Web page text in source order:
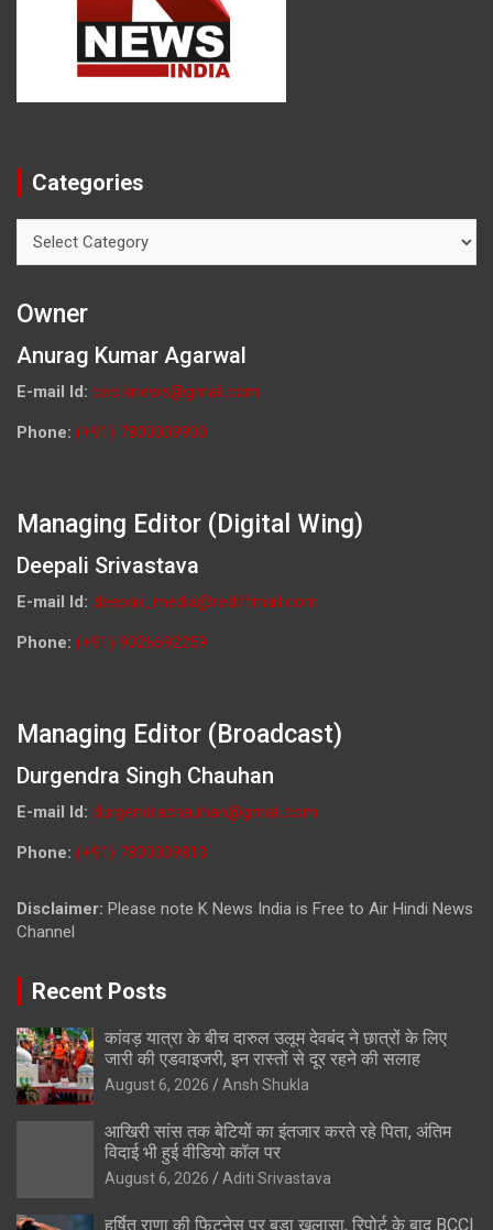
Categories
Owner
Anurag Kumar Agarwal
E-mail Id: ceo.knews@gmail.com
Phone: (+91) 7800009900
Managing Editor (Digital Wing)
Deepali Srivastava
E-mail Id: deepali_media@rediffmail.com
Phone: (+91) 9026692259
Managing Editor (Broadcast)
Durgendra Singh Chauhan
E-mail Id: durgendrachauhan@gmail.com
Phone: (+91) 7800009813
Disclaimer: Please note K News India is Free to Air Hindi News
Channel
Recent Posts
कांवड़ यात्रा के बीच दारुल उलूम देवबंद ने छात्रों के लिए
जारी की एडवाइजरी, इन रास्तों से दूर रहने की सलाह
August 6, 2026 Ansh Shukla
आखिरी सांस तक बेटियों का इंतजार करते रहे पिता, अंतिम
विदाई भी हुई वीडियो कॉल पर
August 6, 2026 Aditi Srivastava
हर्षित राणा की फिटनेस पर बड़ा खुलासा, रिपोर्ट के बाद BCCI